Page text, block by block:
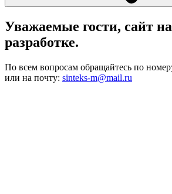
Уважаемые гости, сайт
разработке.
По всем вопросам обращайтесь по
или на почту: sinteks-m@mail.ru